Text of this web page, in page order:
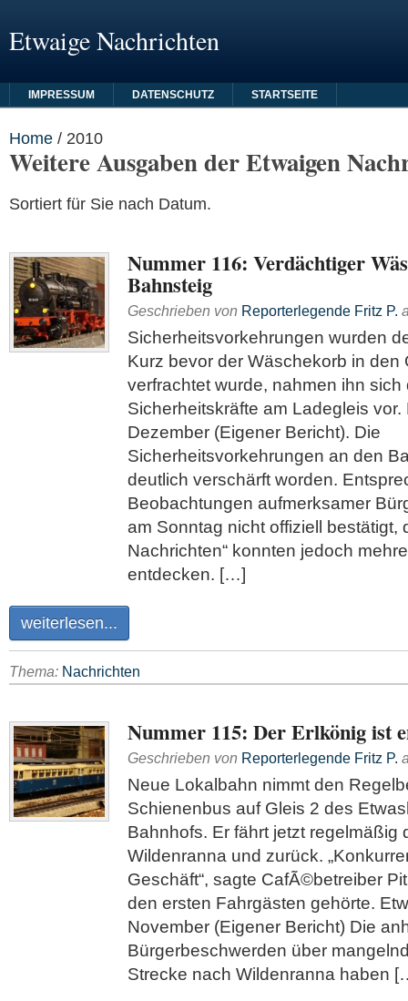
Etwaige Nachrichten
IMPRESSUM DATENSCHUTZ STARTSEITE
Home / 2010
Weitere Ausgaben der Etwaigen
Sortiert für Sie nach Datum.
Nummer 116: Verdächtiger
Bahnsteig
Geschrieben von Reporterlegende Fritz P.
Sicherheitsvorkehrungen wurden
Kurz bevor der Wäschekorb in den
verfrachtet wurde, nahmen ihn sich
Sicherheitskräfte am Ladegleis
Dezember (Eigener Bericht). Die
Sicherheitsvorkehrungen an den
deutlich verschärft worden.
Beobachtungen aufmerksamer
am Sonntag nicht offiziell bestätigt,
Nachrichten“ konnten jedoch
entdecken. […]
weiterlesen...
Thema: Nachrichten
Nummer 115: Der Erlkönig ist
Geschrieben von Reporterlegende Fritz P.
Neue Lokalbahn nimmt den
Schienenbus auf Gleis 2 des
Bahnhofs. Er fährt jetzt regelmäßig
Wildenranna und zurück.
Geschäft“, sagte CafÃ©betreiber
den ersten Fahrgästen gehörte.
November (Eigener Bericht) Die
Bürgerbeschwerden über
Strecke nach Wildenranna haben